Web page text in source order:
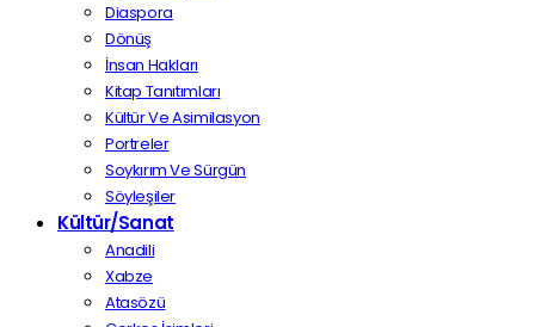
Diaspora
Dönüş
İnsan Hakları
Kitap Tanıtımları
Kültür Ve Asimilasyon
Portreler
Soykırım Ve Sürgün
Söyleşiler
Kültür/Sanat
Anadili
Xabze
Atasözü